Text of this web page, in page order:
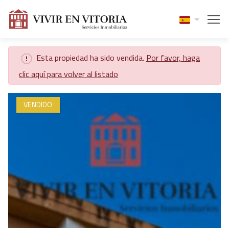
Esta propiedad ha sido vendida. Por favor, haga
clic aquí para volver al listado
VENDIDO